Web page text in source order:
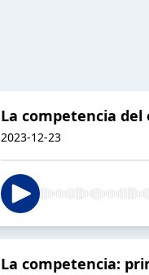
La competencia
2023-12-23
La competencia: